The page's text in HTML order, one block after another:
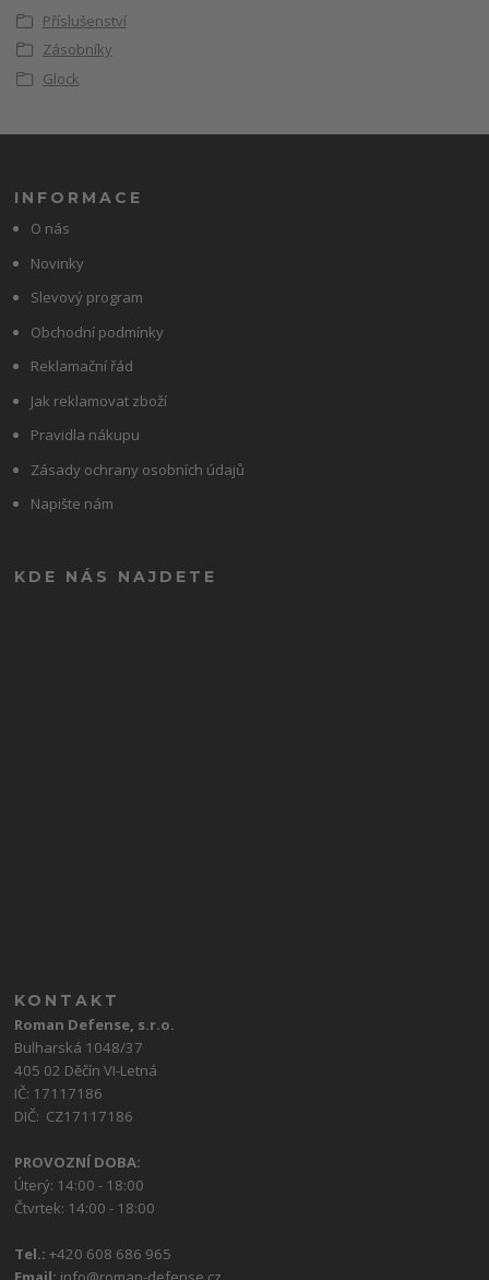
Příslušenství
Zásobníky
Glock
INFORMACE
O nás
Novinky
Slevový program
Obchodní podmínky
Reklamační řád
Jak reklamovat zboží
Pravidla nákupu
Zásady ochrany osobních údajů
Napište nám
KDE NÁS NAJDETE
KONTAKT
Roman Defense, s.r.o.
Bulharská 1048/37
405 02 Děčín VI-Letná
IČ: 17117186
DIČ: CZ17117186
PROVOZNÍ DOBA:
Úterý: 14:00 - 18:00
Čtvrtek: 14:00 - 18:00
Tel.:+420 608 686 965